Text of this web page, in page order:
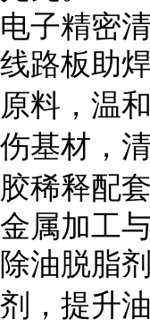
电子精密
线路板助
原料，温
伤基材，
胶稀释配
金属加工
除油脱脂
剂，提升